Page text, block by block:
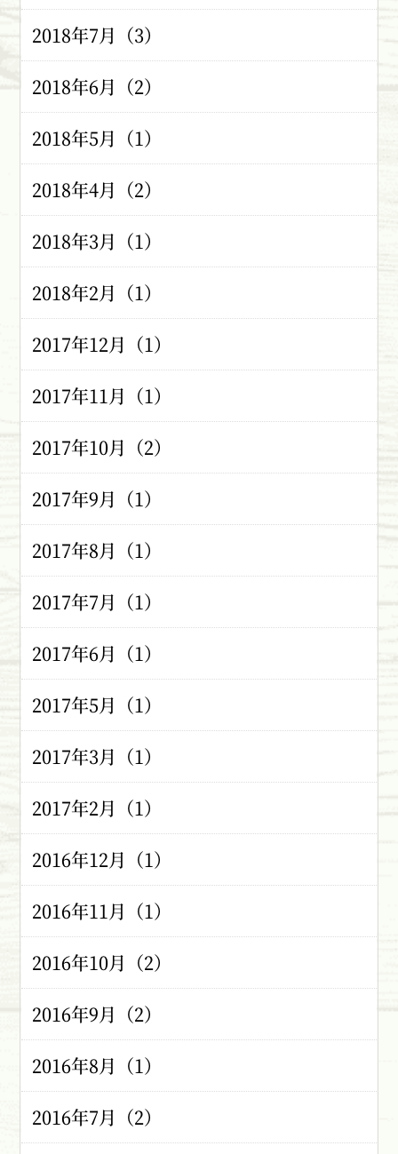
2018年7月（3）
2018年6月（2）
2018年5月（1）
2018年4月（2）
2018年3月（1）
2018年2月（1）
2017年12月（1）
2017年11月（1）
2017年10月（2）
2017年9月（1）
2017年8月（1）
2017年7月（1）
2017年6月（1）
2017年5月（1）
2017年3月（1）
2017年2月（1）
2016年12月（1）
2016年11月（1）
2016年10月（2）
2016年9月（2）
2016年8月（1）
2016年7月（2）